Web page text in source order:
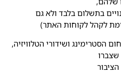
בתשלום בלבד ולא גם
לקהל לקוחות האתר)
הסטרימינג ושידורי הטלוויזיה,
שצברו